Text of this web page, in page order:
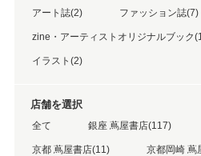
アート誌(2) ファッション誌(7)
zine・アーティストオリジナルブック
イラスト(2)
店舗を選択
全て 銀座 蔦屋書店(117)
京都 蔦屋書店(11) 京都岡崎 蔦